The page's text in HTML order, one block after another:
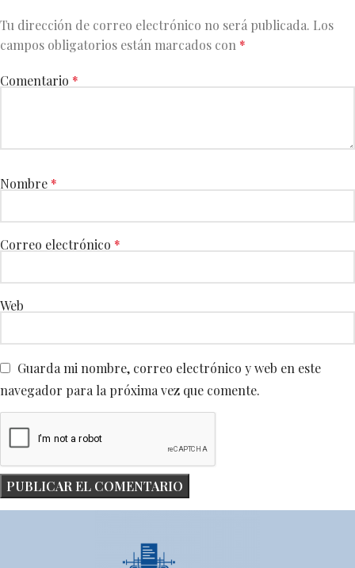
Tu dirección de correo electrónico no será publicada. Los
campos obligatorios están marcados con *
Comentario *
Nombre *
Correo electrónico *
Web
Guarda mi nombre, correo electrónico y web en este
navegador para la próxima vez que comente.